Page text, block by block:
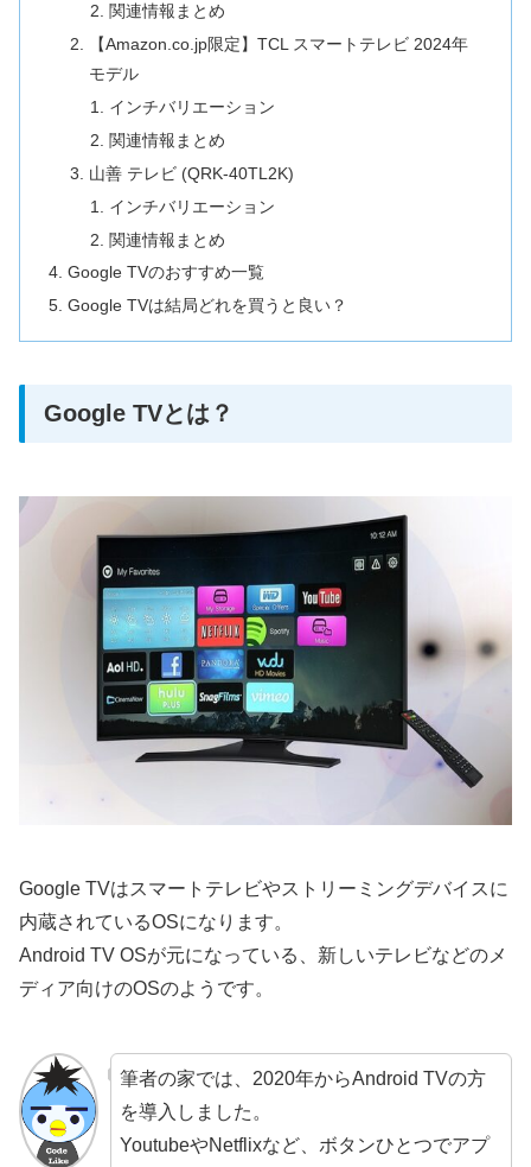
関連情報まとめ
【Amazon.co.jp限定】TCL スマートテレビ 2024年
モデル
インチバリエーション
関連情報まとめ
山善 テレビ (QRK-40TL2K)
インチバリエーション
関連情報まとめ
Google TVのおすすめ一覧
Google TVは結局どれを買うと良い？
Google TVとは？
Google TVはスマートテレビやストリーミングデバイスに
内蔵されているOSになります。
Android TV OSが元になっている、新しいテレビなどのメ
ディア向けのOSのようです。
筆者の家では、2020年からAndroid TVの方
を導入しました。
YoutubeやNetflixなど、ボタンひとつでアプ